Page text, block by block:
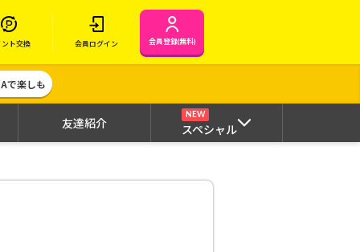
ント交換 会員ログイン 会員登録(無料)
で楽しも
友達紹介
NEW
スペシャル